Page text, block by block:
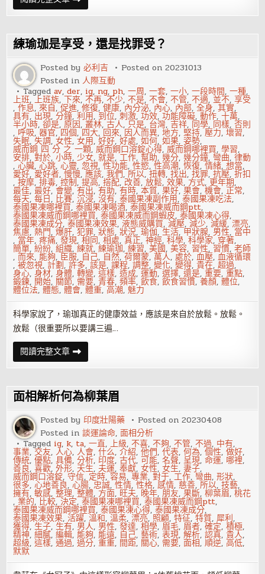
睡
覺
的
樣
子
看
你
身
體
是
否
健
康
練瑜珈是享受，還是找罪受？
Posted by必利吉 Posted on20231013
Posted in人際互動
Taggedav,der, ig, ng, ph,一周,一套,一小,一段時間,一種,
上班,上班族,下來,不再,不少,不是,不會,不管,不適,並不,享受
,作息,來自,促進,修復,健康, 內分泌, 內心, 內部,全身,其實,
具有, 出現,分鐘,利用, 到位,刺激,功效,功能障礙,動作,十萬,
半小時,卻是,原因,叢林,古人, 只是, 台灣,吉祥, 同學, 同樣,否則
, 呼吸,器官, 四個, 四大, 回來, 因人而異,地方,堅持,壓力,壞習,
失眠,失調,女性,女用,好好,好處,如何,如果,姿勢,
威而鋼 四 分 之 一顆,威而鋼口溶錠心得,威而鋼哪裡買,學習,
安排,對於,小時,少女,就是,工作,幫助,幾分,幾分鐘, 彎曲,律動
,心臟,心跳,心靈,忽視,性功能,性慾,性高潮,恢復,情緒,想當,
愛好, 愛好者,慢慢,應該,我們,所以,扭轉,找出,找罪,抗壓,折扣
,按摩,排毒,控制,提高,搭配, 改善,放鬆,效果, 方式, 更年期,
最佳,最好, 會變,有出,有助,有時,本質,果好,果會,機會,正常,
每天,每日, 比賽,沉浸,沒有,泰國果凍副作用,泰國果凍吃法,
泰國果凍哪裡買,泰國果凍喝酒,泰國果凍威而鋼ptt,
泰國果凍威而鋼哪裡買,泰國果凍威而鋼蝦皮,泰國果凍心得,
泰國果凍成分,泰國果凍效果,液態威購買,減壓,減少,減緩,漂亮,
焦慮,熱門,爆肝,犯罪,狀態,狀況,瑜伽,生活, 甲狀腺, 男性, 當中
, 當年,疼痛,發現,相同,相處,真正,神經,科學,科學家,穿著,
簡單,紛紛,組織,練就,練瑜珈,練習,美國,美容, 習性, 習慣,老師
,而來, 能夠, 臣服, 自己, 自然,荷爾蒙,萬人, 處於,血壓,血液循環
,被忽視, 計劃,許多,該是,課程,調整,變化,變得,貴在,超過,
身心,身材,身體,轉變,這樣,造成,運動,選擇,還是,重要,重點,
鍛鍊, 開始, 關節, 需要,青春,頻率,飲食,飲食習慣,養顏,體位,
體位法,體態,體會,體重,高潮, 魅力
科學家說了，瑜珈真正的健康效益，應該是來自於放鬆。放鬆。
放鬆（很重要所以要講三遍…
閱讀完整文章練
瑜
珈
享
受，
還
是
找
罪
受？
面相解析何為柳葉眉
Posted by 印度壯陽藥 Posted on20230408
Posted in談運論命,面相分析
Tagged ig, k, ta,一直,上級,不喜,不夠,不管,不過, 中有,
事業,交友,人心,人會,什么,介紹,他們,代表,何為,個性,做好,
傳統,優點,具備,分析, 印度,古代,可能,名聲,呈現,命運, 哪裡,
善良,喜歡,外形, 天生, 夫運,奉獻,女性,女生,妻子,
威而鋼口溶錠,守信, 定時,容易,專業,對于,工作,彎曲,形狀,
很多,心地善良,心腸,忠誠,性情,性格,感情,慈善,所以,技藝,
擁有,敏感,整理,整體, 方面, 旺夫, 晚年,朋友,果斷,柳葉眉,桃花
,業的, 比較,決定,泰國果凍哪裡買,泰國果凍威而鋼ptt,
泰國果凍威而鋼哪裡買,泰國果凍心得,泰國果凍成分,
泰國果凍效果,活躍,溫和,溫柔,漂亮, 照顧,特征,特質,犀利,
獲得,生子,生有, 男人, 男性,發達,相學,眉毛,眉者,確定,積極,
精神,細膩,編輯, 能夠, 能遠, 自己,藝術,表現,解析,認真,貴人,
超級,這樣,通過,過分,重重, 間距, 關心, 需要,面相,順逆,高低,
默默